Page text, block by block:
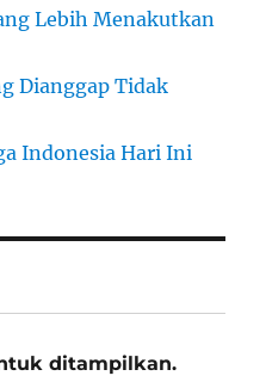
Lebih Menakutkan
Dianggap Tidak
Indonesia Hari Ini
ditampilkan.